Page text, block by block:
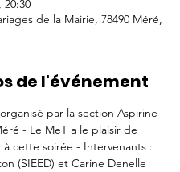
20:30
de la Mairie, 78490 Méré,
de l'événement
par la section Aspirine
- Le MeT a le plaisir de
à cette soirée - Intervenants :
(SIEED) et Carine Denelle